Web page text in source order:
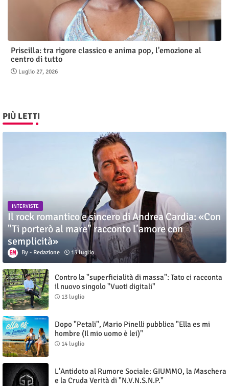
Priscilla: tra rigore classico e anima pop, l'emozione al
centro di tutto
Luglio 27, 2026
PIÙ LETTI
INTERVISTE
Il rock romantico e sincero di Andrea Cardia: «Con
"Ti porterò al mare" racconto l’amore con
semplicità»
Redazione 13 luglio
Contro la "superficialità di massa": Tato ci racconta
il nuovo singolo "Vuoti digitali"
13 luglio
Dopo "Petali", Mario Pinelli pubblica "Ella es mi
hombre (Il mio uomo è lei)"
14 luglio
L'Antidoto al Rumore Sociale: GIUMMO, la Maschera
e la Cruda Verità di "N.V.N.S.N.P."